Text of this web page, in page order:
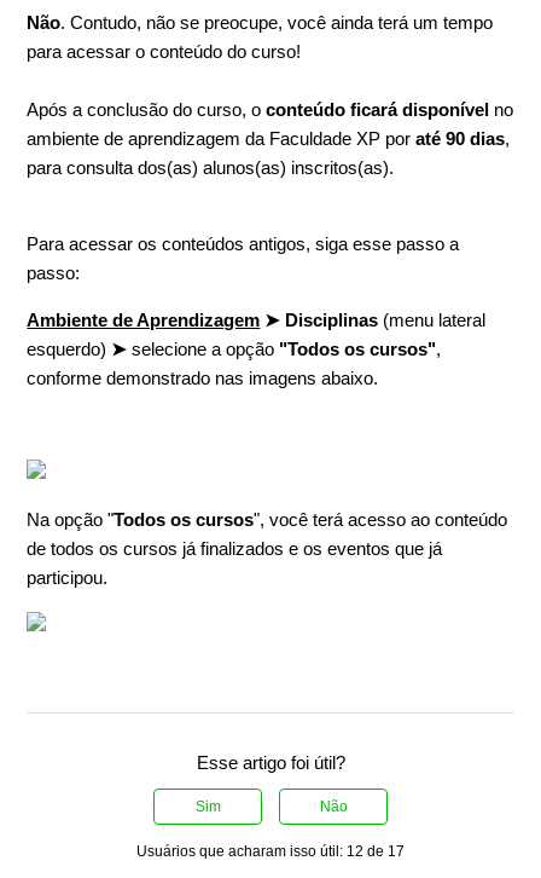
Não. Contudo, não se preocupe, você ainda terá um tempo
para acessar o conteúdo do curso!
Após a conclusão do curso, oconteúdo ficará disponível no
ambiente de aprendizagem da Faculdade XP poraté 90 dias,
para consulta dos(as) alunos(as) inscritos(as).
Para acessar os conteúdos antigos, siga esse passo a
passo:
Ambiente de Aprendizagem ➤ Disciplinas (menu lateral
esquerdo) ➤selecione a opção "Todos os cursos",
conforme demonstrado nas imagens abaixo.
Na opção "Todos os cursos", você terá acesso ao conteúdo
de todos os cursos já finalizados e os eventos que já
participou.
Esse artigo foi útil?
Sim Não
Usuários que acharam isso útil: 12 de 17